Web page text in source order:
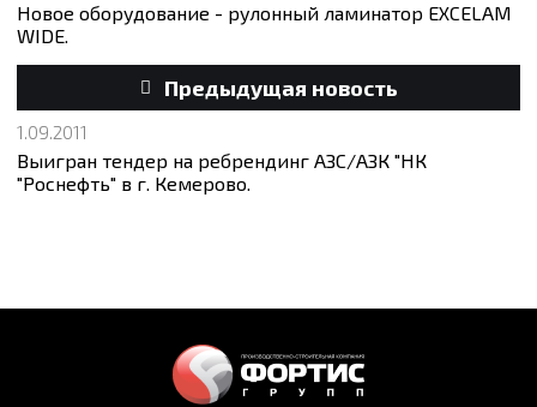
Новое оборудование - рулонный ламинатор EXCELAM
WIDE.
Предыдущая новость
1.09.2011
Выигран тендер на ребрендинг АЗС/АЗК "НК
"Роснефть" в г. Кемерово.